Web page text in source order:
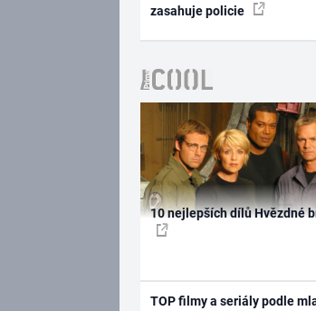
zasahuje policie
10 nejlepších dílů Hvězdné
TOP filmy a seriály podle